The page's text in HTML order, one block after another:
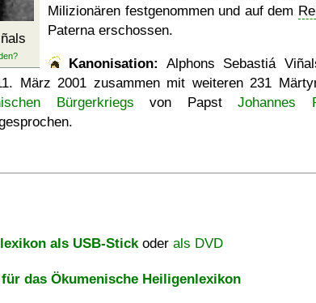
Milizionären festgenommen und auf dem
Paterna erschossen.
Kanonisation:
Alphons Sebastiá
März 2001 zusammen mit weiteren 231
Bürgerkriegs von Papst Johannes
als USB-Stickoder als DVD
das Ökumenische Heiligenlexikon